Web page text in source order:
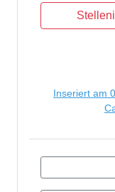
Inseriert am